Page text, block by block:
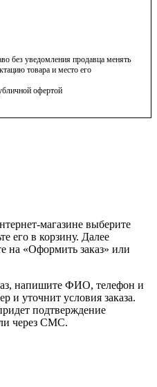
без уведомления продавца менять
товара и место его
офертой
магазине выберите
его в корзину. Далее
на «Оформить заказ» или
напишите ФИО, телефон и
и уточнит условия заказа.
подтверждение
через СМС.